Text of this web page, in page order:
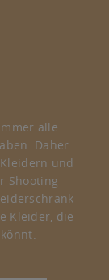
alle
Daher
und
Shooting
Kleider, die